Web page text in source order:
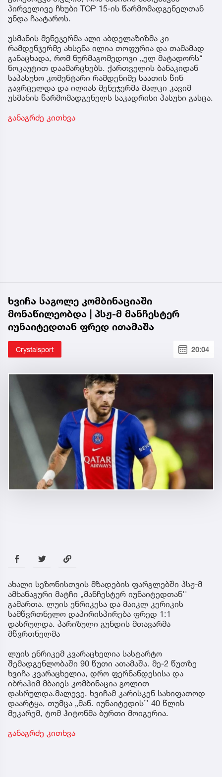
პირველივე ჩხუბი TOP 15-ის წარმომადგენელთან
უნდა ჩაატაროს.
უსმანის მენეჯერმა ალი აბდელაზიზმა კი
რამდენჯერმე ახსენა ილია თოფურია და თამამად
განაცხადა, რომ ნურმაგომედოვი „ელ მატადორს“
ნოკაუტით დაამარცხებს. ქართველის ბანაკიდან
საპასუხო კომენტარი რამდენიმე საათის წინ
გავრცელდა და ილიას მენეჯერმა მალკი კავიმ
უსმანის წარმომადგენელს საკადრისი პასუხი გასცა.
განაგრძე კითხვა
ხვიჩა საგოლე კომბინაციაში
მონაწილეობდა | პსჟ-მ მანჩესტერ
იუნაიტედთან ფრედ ითამაშა
Crystalsport 20:04
ახალი სეზონისთვის მზადების ფარგლებში პსჟ-მ
ამხანაგური მატჩი „მანჩესტერ იუნაიტედთან''
გამართა. ლუის ენრიკესა და მაიკლ კერიკის
სამწვრთნელო დაპირისპირება ფრედ 1:1
დასრულდა. პარიზული გუნდის მთავარმა
მწვრთნელმა
ლუის ენრიკემ კვარაცხელია სასტარტო
შემადგენლობაში 90 წუთი ათამაშა. მე-2 წუთზე
ხვიჩა კვარაცხელია, დრო ფერნანდესისა და
იბრაჰიმ მბაიეს კომბინაცია გოლით
დასრულდა.მალევე, ხვიჩამ კარისკენ სახიფათოდ
დაარტყა, თუმცა „მან. იუნაიტედის’’ 40 წლის
მეკარემ, ტომ ჰიტონმა ბურთი მოიგერია.
განაგრძე კითხვა